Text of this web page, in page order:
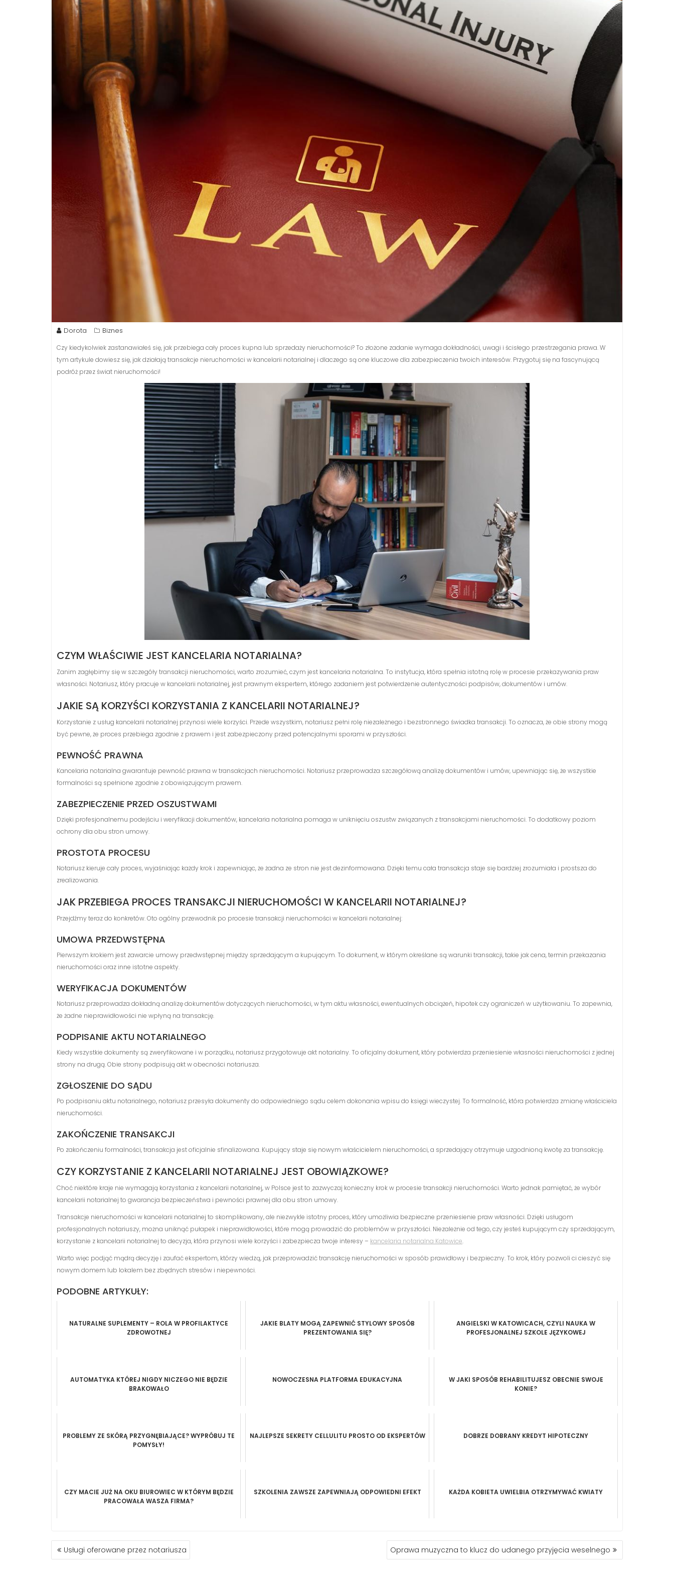
Dorota Biznes
Czy kiedykolwiek zastanawiałeś się, jak przebiega cały proces kupna lub sprzedaży nieruchomości? To złożone zadanie wymaga dokładności, uwagi i ścisłego przestrzegania prawa. W
tym artykule dowiesz się, jak działają transakcje nieruchomości w kancelarii notarialnej i dlaczego są one kluczowe dla zabezpieczenia twoich interesów. Przygotuj się na fascynującą
podróż przez świat nieruchomości!
CZYM WŁAŚCIWIE JEST KANCELARIA NOTARIALNA?
Zanim zagłębimy się w szczegóły transakcji nieruchomości, warto zrozumieć, czym jest kancelaria notarialna. To instytucja, która spełnia istotną rolę w procesie przekazywania praw
własności. Notariusz, który pracuje w kancelarii notarialnej, jest prawnym ekspertem, którego zadaniem jest potwierdzenie autentyczności podpisów, dokumentów i umów.
JAKIE SĄ KORZYŚCI KORZYSTANIA Z KANCELARII NOTARIALNEJ?
Korzystanie z usług kancelarii notarialnej przynosi wiele korzyści. Przede wszystkim, notariusz pełni rolę niezależnego i bezstronnego świadka transakcji. To oznacza, że obie strony mogą
być pewne, że proces przebiega zgodnie z prawem i jest zabezpieczony przed potencjalnymi sporami w przyszłości.
PEWNOŚĆ PRAWNA
Kancelaria notarialna gwarantuje pewność prawna w transakcjach nieruchomości. Notariusz przeprowadza szczegółową analizę dokumentów i umów, upewniając się, że wszystkie
formalności są spełnione zgodnie z obowiązującym prawem.
ZABEZPIECZENIE PRZED OSZUSTWAMI
Dzięki profesjonalnemu podejściu i weryfikacji dokumentów, kancelaria notarialna pomaga w uniknięciu oszustw związanych z transakcjami nieruchomości. To dodatkowy poziom
ochrony dla obu stron umowy.
PROSTOTA PROCESU
Notariusz kieruje cały proces, wyjaśniając każdy krok i zapewniając, że żadna ze stron nie jest dezinformowana. Dzięki temu cała transakcja staje się bardziej zrozumiała i prostsza do
zrealizowania.
JAK PRZEBIEGA PROCES TRANSAKCJI NIERUCHOMOŚCI W KANCELARII NOTARIALNEJ?
Przejdźmy teraz do konkretów. Oto ogólny przewodnik po procesie transakcji nieruchomości w kancelarii notarialnej:
UMOWA PRZEDWSTĘPNA
Pierwszym krokiem jest zawarcie umowy przedwstępnej między sprzedającym a kupującym. To dokument, w którym określane są warunki transakcji, takie jak cena, termin przekazania
nieruchomości oraz inne istotne aspekty.
WERYFIKACJA DOKUMENTÓW
Notariusz przeprowadza dokładną analizę dokumentów dotyczących nieruchomości, w tym aktu własności, ewentualnych obciążeń, hipotek czy ograniczeń w użytkowaniu. To zapewnia,
że żadne nieprawidłowości nie wpłyną na transakcję.
PODPISANIE AKTU NOTARIALNEGO
Kiedy wszystkie dokumenty są zweryfikowane i w porządku, notariusz przygotowuje akt notarialny. To oficjalny dokument, który potwierdza przeniesienie własności nieruchomości z jednej
strony na drugą. Obie strony podpisują akt w obecności notariusza.
ZGŁOSZENIE DO SĄDU
Po podpisaniu aktu notarialnego, notariusz przesyła dokumenty do odpowiedniego sądu celem dokonania wpisu do księgi wieczystej. To formalność, która potwierdza zmianę właściciela
nieruchomości.
ZAKOŃCZENIE TRANSAKCJI
Po zakończeniu formalności, transakcja jest oficjalnie sfinalizowana. Kupujący staje się nowym właścicielem nieruchomości, a sprzedający otrzymuje uzgodnioną kwotę za transakcję.
CZY KORZYSTANIE Z KANCELARII NOTARIALNEJ JEST OBOWIĄZKOWE?
Choć niektóre kraje nie wymagają korzystania z kancelarii notarialnej, w Polsce jest to zazwyczaj konieczny krok w procesie transakcji nieruchomości. Warto jednak pamiętać, że wybór
kancelarii notarialnej to gwarancja bezpieczeństwa i pewności prawnej dla obu stron umowy.
Transakcje nieruchomości w kancelarii notarialnej to skomplikowany, ale niezwykle istotny proces, który umożliwia bezpieczne przeniesienie praw własności. Dzięki usługom
profesjonalnych notariuszy, można uniknąć pułapek i nieprawidłowości, które mogą prowadzić do problemów w przyszłości. Niezależnie od tego, czy jesteś kupującym czy sprzedającym,
korzystanie z kancelarii notarialnej to decyzja, która przynosi wiele korzyści i zabezpiecza twoje interesy – kancelaria notarialna Katowice.
Warto więc podjąć mądrą decyzję i zaufać ekspertom, którzy wiedzą, jak przeprowadzić transakcję nieruchomości w sposób prawidłowy i bezpieczny. To krok, który pozwoli ci cieszyć się
nowym domem lub lokalem bez zbędnych stresów i niepewności.
PODOBNE ARTYKUŁY:
NATURALNE SUPLEMENTY – ROLA W PROFILAKTYCE
ZDROWOTNEJ
JAKIE BLATY MOGĄ ZAPEWNIĆ STYLOWY SPOSÓB
PREZENTOWANIA SIĘ?
ANGIELSKI W KATOWICACH, CZYLI NAUKA W
PROFESJONALNEJ SZKOLE JĘZYKOWEJ
AUTOMATYKA KTÓREJ NIGDY NICZEGO NIE BĘDZIE
BRAKOWAŁO
NOWOCZESNA PLATFORMA EDUKACYJNA
W JAKI SPOSÓB REHABILITUJESZ OBECNIE SWOJE
KONIE?
PROBLEMY ZE SKÓRĄ PRZYGNĘBIAJĄCE? WYPRÓBUJ TE
POMYSŁY!
NAJLEPSZE SEKRETY CELLULITU PROSTO OD EKSPERTÓW DOBRZE DOBRANY KREDYT HIPOTECZNY
CZY MACIE JUŻ NA OKU BIUROWIEC W KTÓRYM BĘDZIE
PRACOWAŁA WASZA FIRMA?
SZKOLENIA ZAWSZE ZAPEWNIAJĄ ODPOWIEDNI EFEKT KAŻDA KOBIETA UWIELBIA OTRZYMYWAĆ KWIATY
NAWIGACJA
WPISU
Usługi oferowane przez notariusza Oprawa muzyczna to klucz do udanego przyjęcia weselnego